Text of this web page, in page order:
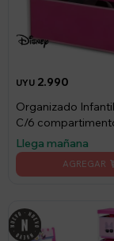
UYU 2.990
Organizado
C/6
Rosado
Llega mañana